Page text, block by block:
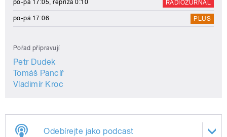
po-pá 17:05, repríza 0:10 RADIOŽURNÁL
po-pá 17:06 PLUS
Pořad připravují
Petr Dudek
Tomáš Pancíř
Vladimír Kroc
Odebírejte jako podcast